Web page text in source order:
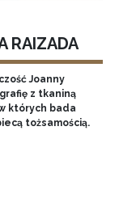
RAIZADA
Joanny
z tkaniną
których bada
tożsamością.
strona